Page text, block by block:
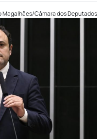
Magalhães/Câmara dos Deputados